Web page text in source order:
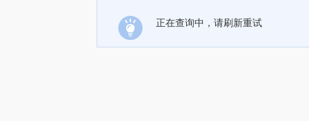
正在查询中，请刷新重试